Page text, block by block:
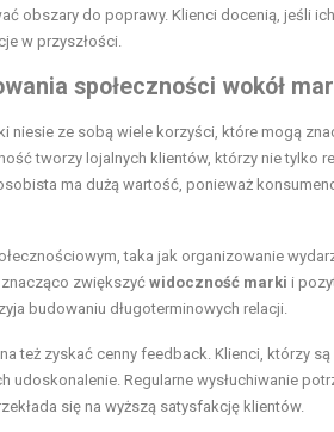
obszary do poprawy. Klienci docenią, jeśli
w przyszłości.
społeczności wokół
niesie ze sobą wiele korzyści, które mogą
tworzy lojalnych klientów, którzy nie tylko
ma dużą wartość, ponieważ
taka jak organizowanie
zwiększyć widoczność marki i
budowaniu długoterminowych relacji.
też zyskać cenny feedback. Klienci, którzy
udoskonalenie. Regularne wysłuchiwanie
się na wyższą satysfakcję klientów.